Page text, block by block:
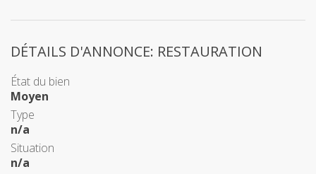
DÉTAILS D'ANNONCE: RESTAURATION
État du bien
Moyen
Type
n/a
Situation
n/a